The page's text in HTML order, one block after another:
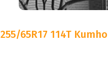
255/65R17 114T